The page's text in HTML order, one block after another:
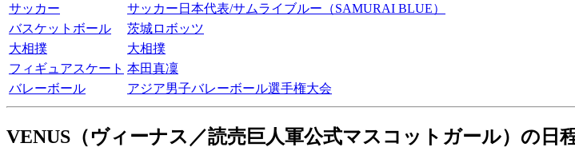
サッカー
サッカー日本代表/サムライブルー（SAMURAI BLUE）
バスケットボール
茨城ロボッツ
大相撲
大相撲
フィギュアスケート 本田真凜
バレーボール
アジア男子バレーボール選手権大会
VENUS（ヴィーナス／読売巨人軍公式マスコットガール）の日